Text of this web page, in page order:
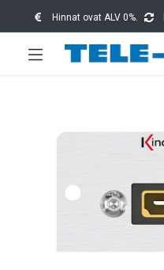
Hinnat ovat ALV 0%.